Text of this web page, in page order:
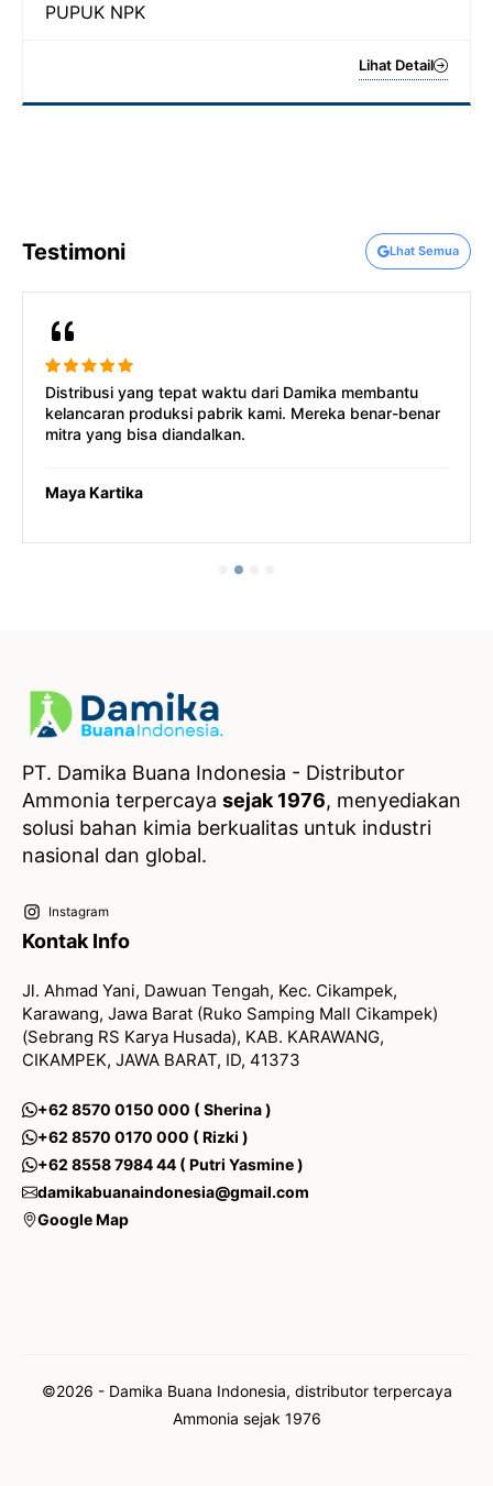
PUPUK NPK
Lihat Detail
Testimoni Lhat Semua
Sejak pertama bermitra, Damika selalu menunjukkan
integritas dan tanggung jawab. Tidak heran mereka
dipercaya banyak perusahaan besar.
Rina Lestari
PT. Damika Buana Indonesia - Distributor
Ammonia terpercaya sejak 1976, menyediakan
solusi bahan kimia berkualitas untuk industri
nasional dan global.
Instagram
Kontak Info
Jl. Ahmad Yani, Dawuan Tengah, Kec. Cikampek,
Karawang, Jawa Barat (Ruko Samping Mall Cikampek)
(Sebrang RS Karya Husada), KAB. KARAWANG,
CIKAMPEK, JAWA BARAT, ID, 41373
+62 8570 0150 000 ( Sherina )
+62 8570 0170 000 ( Rizki )
+62 8558 7984 44 ( Putri Yasmine )
damikabuanaindonesia@gmail.com
Google Map
©2026 - Damika Buana Indonesia, distributor terpercaya
Ammonia sejak 1976